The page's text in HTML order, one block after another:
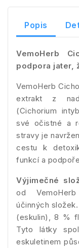
Popis
VemoHerb
podpora jater,
VemoHerb
extrakt z
(Cichorium
své očistné a
stravy je
cestu k
funkcí a
Výjimečné
od
účinných
(eskulin), 8 %
Tyto látky
eskuletinem